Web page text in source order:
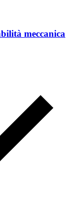
meccanica